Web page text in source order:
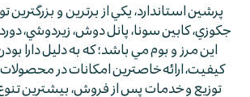
پرشين استاندارد، يكي از برترين و بزرگترين
جكوزي، كابين سونا، پانل دوش، زيردوشي،
اين مرز و بوم مي باشد؛ كه به دليل دارا
كيفيت، ارائه خاصترين امكانات در
توزيع و خدمات پس از فروش، بيشترين تنوع